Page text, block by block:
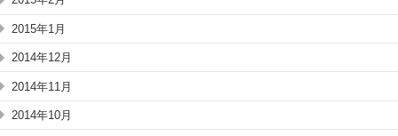
2015年1月
2014年12月
2014年11月
2014年10月